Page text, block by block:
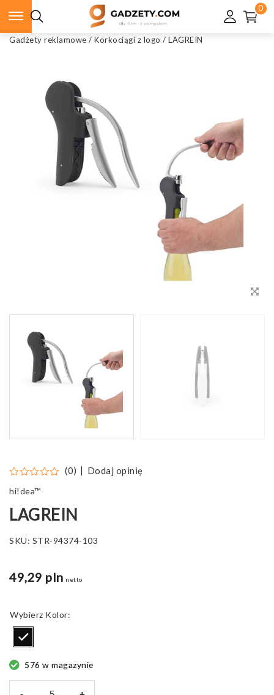
0
Gadżety reklamowe / Korkociągi z logo / LAGREIN
(0) Dodaj opinię
hi!dea™
LAGREIN
SKU: STR-94374-103
49,29 pln netto
Kolor
576 w magazynie